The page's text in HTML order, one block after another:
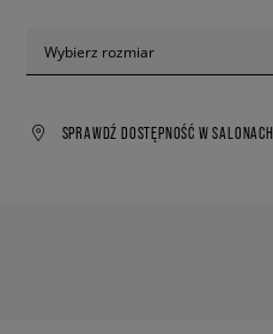
Wybierz rozmiar
SPRAWDŹ DOSTĘPNOŚĆ W SALONACH